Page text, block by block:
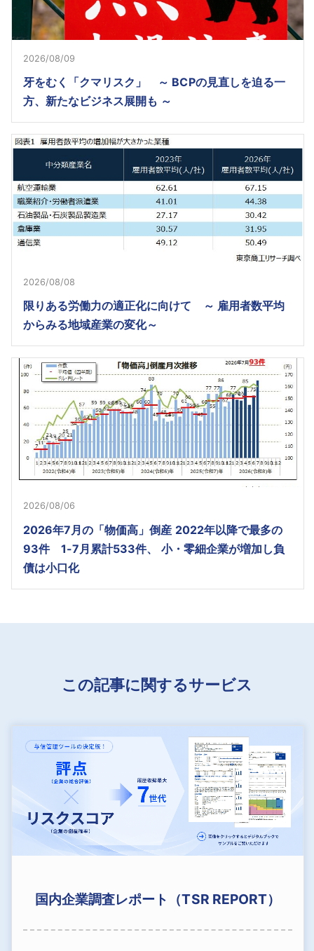
2026/08/09
牙をむく「クマリスク」 ～ BCPの見直しを迫る一
方、新たなビジネス展開も ～
2026/08/08
限りある労働力の適正化に向けて ～ 雇用者数平均
からみる地域産業の変化～
2026/08/06
2026年7月の「物価高」倒産 2022年以降で最多の
93件 1-7月累計533件、 小・零細企業が増加し負
債は小口化
この記事に関するサービス
国内企業調査レポート（TSR REPORT）